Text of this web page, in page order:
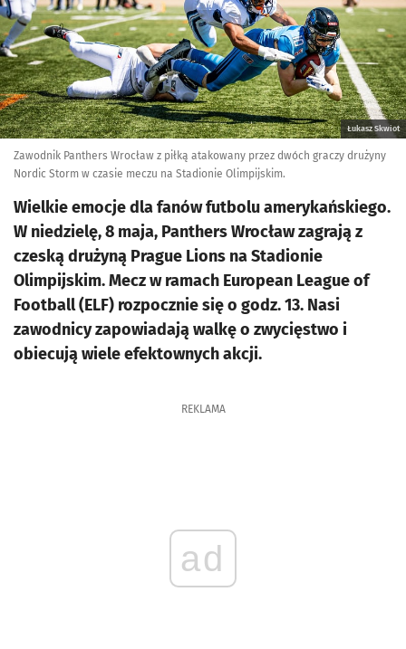
Łukasz Skwiot
Zawodnik Panthers Wrocław z piłką atakowany przez dwóch graczy drużyny
Nordic Storm w czasie meczu na Stadionie Olimpijskim.
Wielkie emocje dla fanów futbolu amerykańskiego.
W niedzielę, 8 maja, Panthers Wrocław zagrają z
czeską drużyną Prague Lions na Stadionie
Olimpijskim. Mecz w ramach European League of
Football (ELF) rozpocznie się o godz. 13. Nasi
zawodnicy zapowiadają walkę o zwycięstwo i
obiecują wiele efektownych akcji.
REKLAMA
ad